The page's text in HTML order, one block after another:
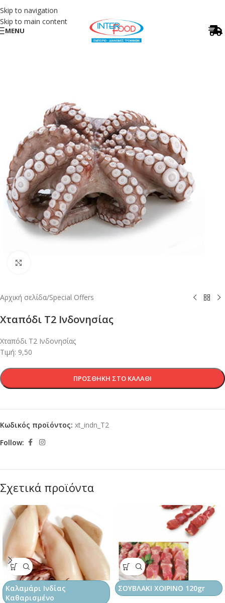
Skip to navigation
Skip to main content
MENU
Αρχική σελίδα/Special Offers
Χταπόδι Τ2 Ινδονησίας
Χταπόδι Τ2 Ινδονησίας
Τιμή: 9,50
ΠΡΟΣΘΉΚΗ ΣΤΟ ΚΑΛΆΘΙ
Κωδικός προϊόντος: xt_indn_T2
Follow:
Σχετικά προϊόντα
Καλαμάρι Ινδίας
Καθαρισμένο
ΣΟΥΒΛΑΚΙ ΧΟΙΡΙΝΟ 120gr